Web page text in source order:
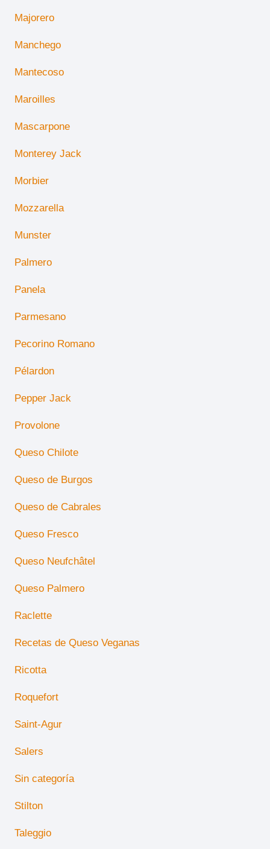
Majorero
Manchego
Mantecoso
Maroilles
Mascarpone
Monterey Jack
Morbier
Mozzarella
Munster
Palmero
Panela
Parmesano
Pecorino Romano
Pélardon
Pepper Jack
Provolone
Queso Chilote
Queso de Burgos
Queso de Cabrales
Queso Fresco
Queso Neufchâtel
Queso Palmero
Raclette
Recetas de Queso Veganas
Ricotta
Roquefort
Saint-Agur
Salers
Sin categoría
Stilton
Taleggio